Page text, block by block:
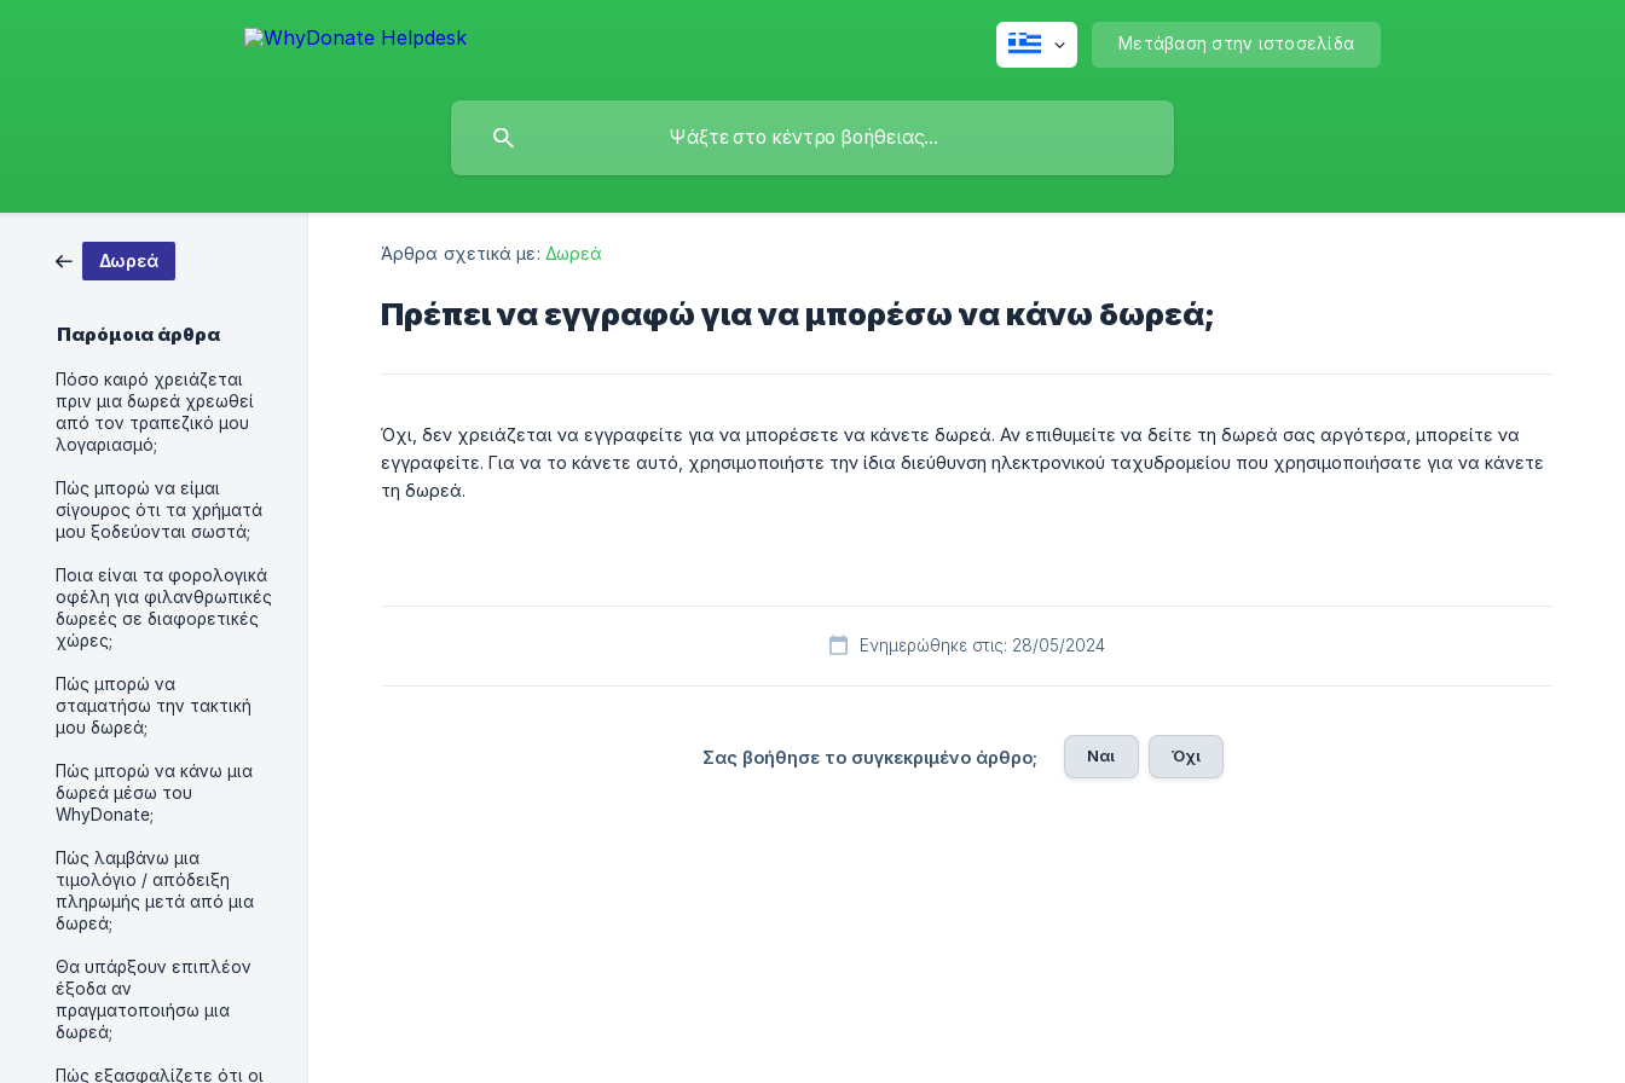
Μετάβαση στην ιστοσελίδα
Δωρεά
Παρόμοια άρθρα
Πόσο καιρό χρειάζεται
πριν μια δωρεά χρεωθεί
από τον τραπεζικό μου
λογαριασμό;
Πώς μπορώ να είμαι
σίγουρος ότι τα χρήματά
μου ξοδεύονται σωστά;
Ποια είναι τα φορολογικά
οφέλη για φιλανθρωπικές
δωρεές σε διαφορετικές
χώρες;
Πώς μπορώ να
σταματήσω την τακτική
μου δωρεά;
Πώς μπορώ να κάνω μια
δωρεά μέσω του
WhyDonate;
Πώς λαμβάνω μια
τιμολόγιο / απόδειξη
πληρωμής μετά από μια
δωρεά;
Θα υπάρξουν επιπλέον
έξοδα αν
πραγματοποιήσω μια
δωρεά;
Πώς εξασφαλίζετε ότι οι
Άρθρα σχετικά με: Δωρεά
Πρέπει να εγγραφώ για να μπορέσω να κάνω δωρεά;
Όχι, δεν χρειάζεται να εγγραφείτε για να μπορέσετε να κάνετε δωρεά. Αν επιθυμείτε να δείτε τη δωρεά σας αργότερα, μπορείτε να
εγγραφείτε. Για να το κάνετε αυτό, χρησιμοποιήστε την ίδια διεύθυνση ηλεκτρονικού ταχυδρομείου που χρησιμοποιήσατε για να κάνετε
τη δωρεά.
Ενημερώθηκε στις: 28/05/2024
Σας βοήθησε το συγκεκριμένο άρθρο; Ναι Όχι